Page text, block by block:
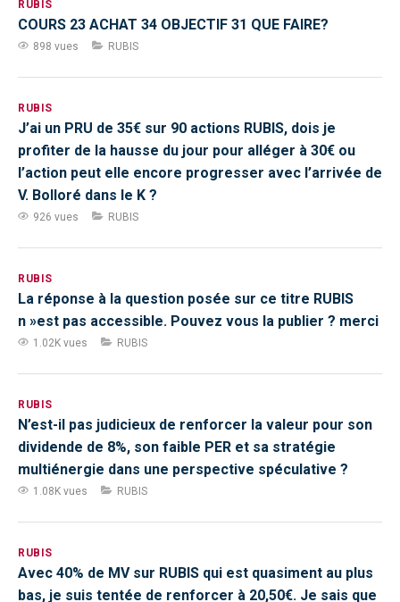
RUBIS
COURS 23 ACHAT 34 OBJECTIF 31 QUE FAIRE?
898 vues RUBIS
RUBIS
J’ai un PRU de 35€ sur 90 actions RUBIS, dois je
profiter de la hausse du jour pour alléger à 30€ ou
l’action peut elle encore progresser avec l’arrivée de
V. Bolloré dans le K ?
926 vues RUBIS
RUBIS
La réponse à la question posée sur ce titre RUBIS
n »est pas accessible. Pouvez vous la publier ? merci
1.02K vues RUBIS
RUBIS
N’est-il pas judicieux de renforcer la valeur pour son
dividende de 8%, son faible PER et sa stratégie
multiénergie dans une perspective spéculative ?
1.08K vues RUBIS
RUBIS
Avec 40% de MV sur RUBIS qui est quasiment au plus
bas, je suis tentée de renforcer à 20,50€. Je sais que